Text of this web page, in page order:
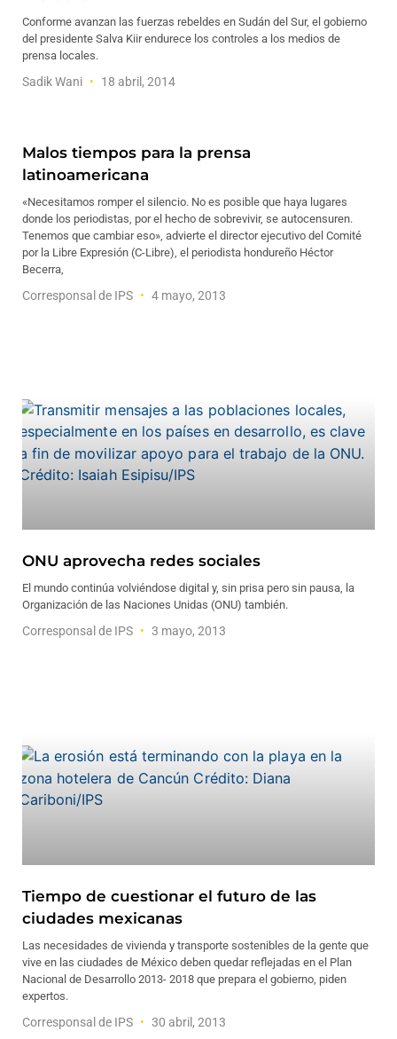
Conforme avanzan las fuerzas rebeldes en Sudán del Sur, el gobierno
del presidente Salva Kiir endurece los controles a los medios de
prensa locales.
Sadik Wani 18 abril, 2014
Malos tiempos para la prensa
latinoamericana
«Necesitamos romper el silencio. No es posible que haya lugares
donde los periodistas, por el hecho de sobrevivir, se autocensuren.
Tenemos que cambiar eso», advierte el director ejecutivo del Comité
por la Libre Expresión (C-Libre), el periodista hondureño Héctor
Becerra,
Corresponsal de IPS 4 mayo, 2013
ONU aprovecha redes sociales
El mundo continúa volviéndose digital y, sin prisa pero sin pausa, la
Organización de las Naciones Unidas (ONU) también.
Corresponsal de IPS 3 mayo, 2013
Tiempo de cuestionar el futuro de las
ciudades mexicanas
Las necesidades de vivienda y transporte sostenibles de la gente que
vive en las ciudades de México deben quedar reflejadas en el Plan
Nacional de Desarrollo 2013- 2018 que prepara el gobierno, piden
expertos.
Corresponsal de IPS 30 abril, 2013